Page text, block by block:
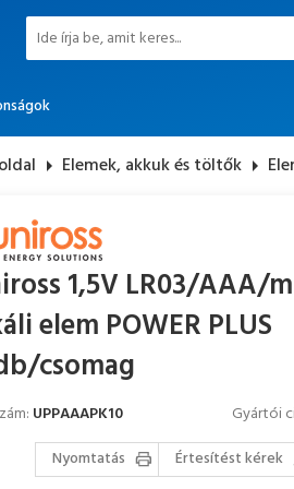
arrow_right Elemek, akkuk és töltők arrow_right
1,5V LR03/AAA/
elem POWER PLUS
csomag
UPPAAAPK10 Gyártói
Nyomtatás
Értesítést kérek